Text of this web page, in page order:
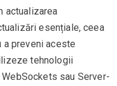
actualizarea
esențiale, ceea
a preveni aceste
tehnologii
sau Server-